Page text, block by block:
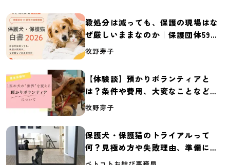
殺処分は減っても、保護の現場はな
ぜ厳しいままなのか｜保護団体59団
体の実態調査【保護犬・保護猫白書
牧野芽子
【体験談】預かりボランティアと
は？条件や費用、大変なことなど紹
介
牧野芽子
保護犬・保護猫のトライアルって
何？見極め方や失敗理由、準備に必
要なものを紹介